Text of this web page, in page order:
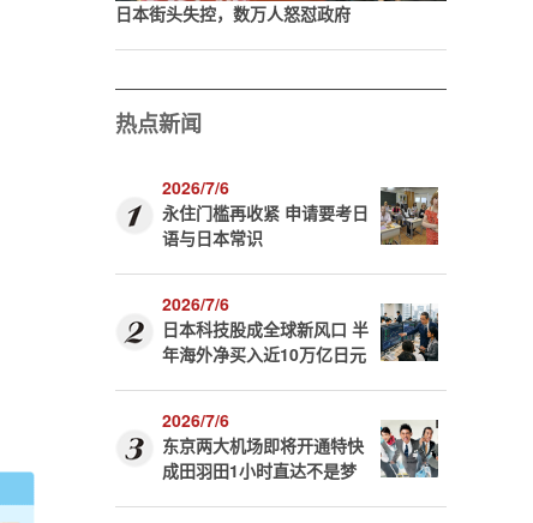
日本街头失控，数万人怒怼政府
热点新闻
2026/7/6
永住门槛再收紧 申请要考日
语与日本常识
2026/7/6
日本科技股成全球新风口 半
年海外净买入近10万亿日元
2026/7/6
东京两大机场即将开通特快
成田羽田1小时直达不是梦